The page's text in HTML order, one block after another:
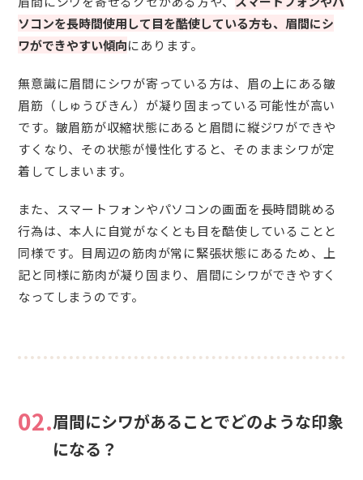
ソコンを長時間使用して目を酷使している方も、眉間にシ
ワができやすい傾向にあります。
無意識に眉間にシワが寄っている方は、眉の上にある皺
眉筋（しゅうびきん）が凝り固まっている可能性が高い
です。皺眉筋が収縮状態にあると眉間に縦ジワができや
すくなり、その状態が慢性化すると、そのままシワが定
着してしまいます。
また、スマートフォンやパソコンの画面を長時間眺める
行為は、本人に自覚がなくとも目を酷使していることと
同様です。目周辺の筋肉が常に緊張状態にあるため、上
記と同様に筋肉が凝り固まり、眉間にシワができやすく
なってしまうのです。
02.眉間にシワがあることでどのような印象
になる？